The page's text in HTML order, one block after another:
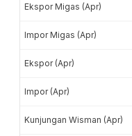
Ekspor Migas (Apr)
Impor Migas (Apr)
Ekspor (Apr)
Impor (Apr)
Kunjungan Wisman (Apr)